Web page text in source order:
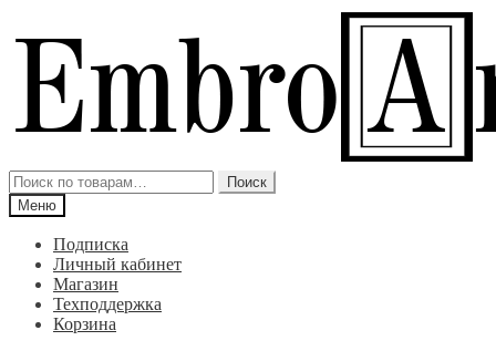
к
навигации
к
содержимому
Искать:
Поиск
Меню
Подписка
Личный кабинет
Магазин
Техподдержка
Корзина